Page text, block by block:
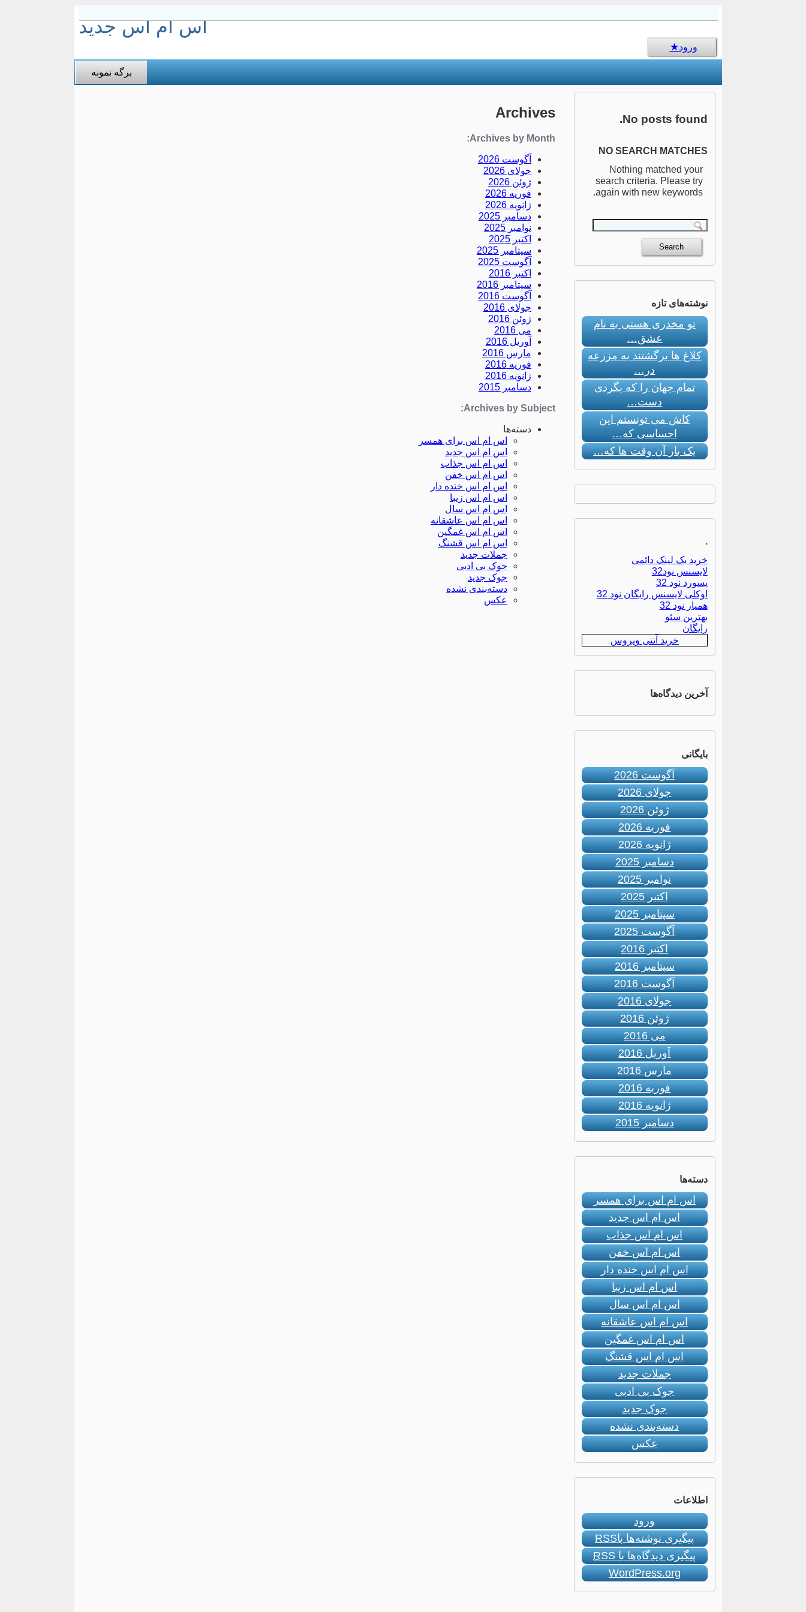
اس ام اس جدید
ورود
برگه نمونه
Archives
Archives by Month:
آگوست 2026
جولای 2026
ژوئن 2026
فوریه 2026
ژانویه 2026
دسامبر 2025
نوامبر 2025
اکتبر 2025
سپتامبر 2025
آگوست 2025
اکتبر 2016
سپتامبر 2016
آگوست 2016
جولای 2016
ژوئن 2016
می 2016
آوریل 2016
مارس 2016
فوریه 2016
ژانویه 2016
دسامبر 2015
Archives by Subject:
دسته‌ها
اس ام اس برای همسر
اس ام اس جدید
اس ام اس جذاب
اس ام اس خفن
اس ام اس خنده دار
اس ام اس زیبا
اس ام اس سال
اس ام اس عاشقانه
اس ام اس غمگین
اس ام اس قشنگ
جملات جدید
جوک بی ادبی
جوک جدید
دسته‌بندی نشده
عکس
No posts found.
NO SEARCH MATCHES
Nothing matched your
search criteria. Please try
again with new keywords.
نوشته‌های تازه
تو مخدری هستی به نام
عشق…
کلاغ ها برگشتند به مزرعه
در…
تمام جهان را که بگردی
دست…
کاش می تونستم این
احساسی که…
یک بار آن وقت ها که…
.
خرید بک لینک دائمی
لایسنس نود32
پسورد نود 32
اوکلی لایسنس رایگان نود 32
همیار نود 32
بهترین سئو
رایگان
خرید آنتی ویروس
آخرین دیدگاه‌ها
بایگانی
آگوست 2026
جولای 2026
ژوئن 2026
فوریه 2026
ژانویه 2026
دسامبر 2025
نوامبر 2025
اکتبر 2025
سپتامبر 2025
آگوست 2025
اکتبر 2016
سپتامبر 2016
آگوست 2016
جولای 2016
ژوئن 2016
می 2016
آوریل 2016
مارس 2016
فوریه 2016
ژانویه 2016
دسامبر 2015
دسته‌ها
اس ام اس برای همسر
اس ام اس جدید
اس ام اس جذاب
اس ام اس خفن
اس ام اس خنده دار
اس ام اس زیبا
اس ام اس سال
اس ام اس عاشقانه
اس ام اس غمگین
اس ام اس قشنگ
جملات جدید
جوک بی ادبی
جوک جدید
دسته‌بندی نشده
عکس
اطلاعات
ورود
پیگیری نوشته‌ها باRSS
پیگیری دیدگاه‌ها باRSS
WordPress.org